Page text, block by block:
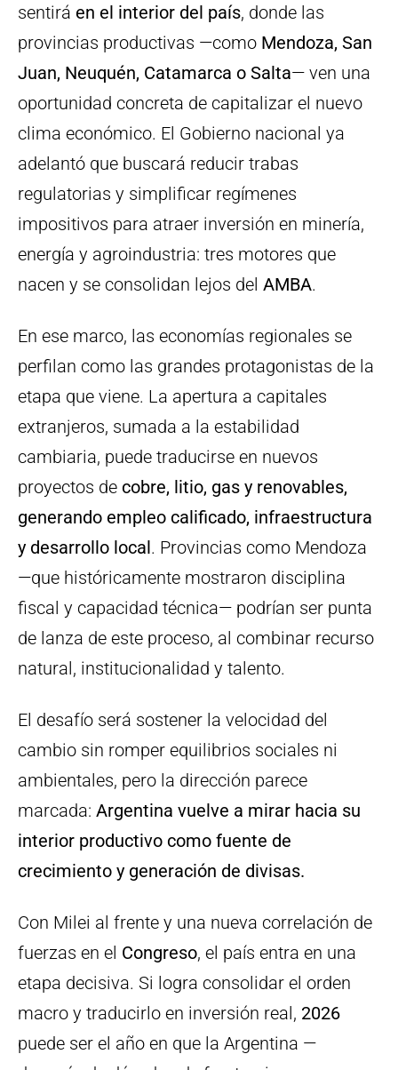
sentirá en el interior del país, donde las
provincias productivas —como Mendoza, San
Juan, Neuquén, Catamarca o Salta— ven una
oportunidad concreta de capitalizar el nuevo
clima económico. El Gobierno nacional ya
adelantó que buscará reducir trabas
regulatorias y simplificar regímenes
impositivos para atraer inversión en minería,
energía y agroindustria: tres motores que
nacen y se consolidan lejos del AMBA.
En ese marco, las economías regionales se
perfilan como las grandes protagonistas de la
etapa que viene. La apertura a capitales
extranjeros, sumada a la estabilidad
cambiaria, puede traducirse en nuevos
proyectos de cobre, litio, gas y renovables,
generando empleo calificado, infraestructura
y desarrollo local. Provincias como Mendoza
—que históricamente mostraron disciplina
fiscal y capacidad técnica— podrían ser punta
de lanza de este proceso, al combinar recurso
natural, institucionalidad y talento.
El desafío será sostener la velocidad del
cambio sin romper equilibrios sociales ni
ambientales, pero la dirección parece
marcada: Argentina vuelve a mirar hacia su
interior productivo como fuente de
crecimiento y generación de divisas.
Con Milei al frente y una nueva correlación de
fuerzas en el Congreso, el país entra en una
etapa decisiva. Si logra consolidar el orden
macro y traducirlo en inversión real, 2026
puede ser el año en que la Argentina —